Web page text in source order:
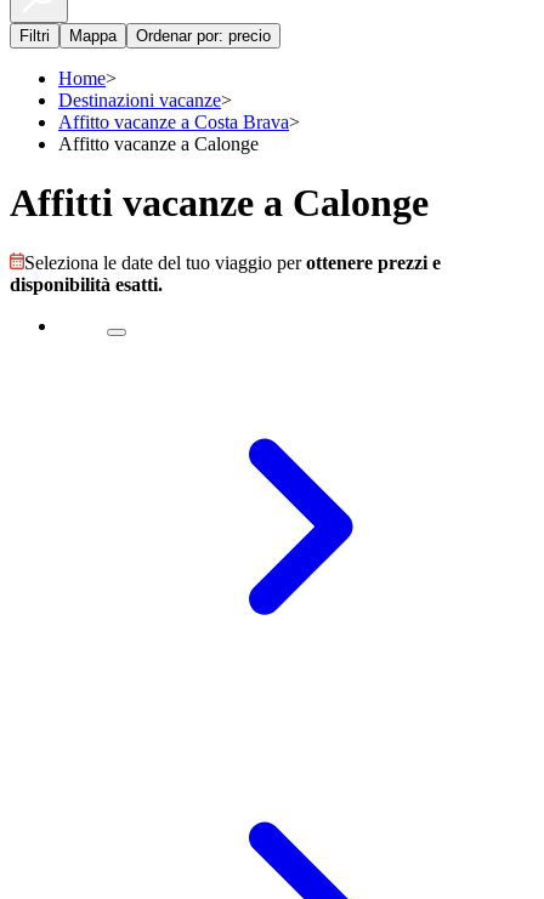
Filtri Mappa Ordenar por: precio
Home>
Destinazioni vacanze>
Affitto vacanze a Costa Brava>
Affitto vacanze a Calonge
Affitti vacanze a Calonge
Seleziona le date del tuo viaggio perottenere prezzi e
disponibilità esatti.